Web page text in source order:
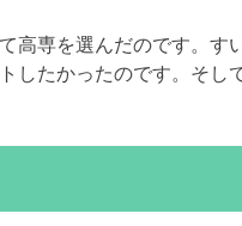
高専を選んだのです。す
したかったのです。そし